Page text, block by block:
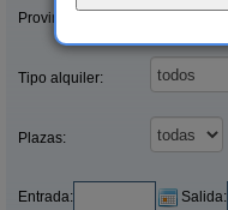
Provincias/Islas:
Tipo alquiler:
Plazas:
Entrada: Salida: